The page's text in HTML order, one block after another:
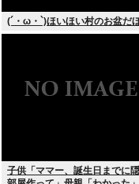
(´・ω・`)ほいほい村のお盆だ
子供「ママー、誕生日までに